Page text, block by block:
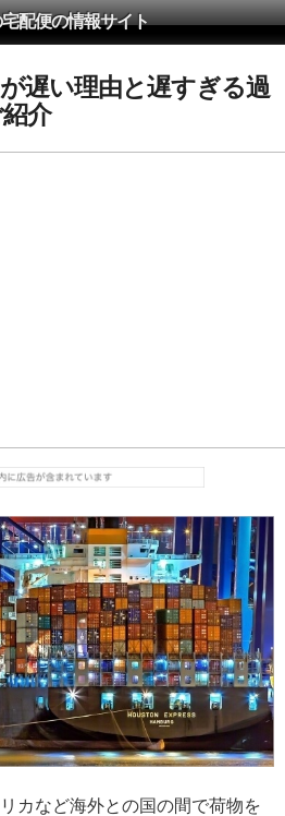
配便の情報サイト
遅い理由と遅すぎる過
介
カなど海外との国の間で荷物を